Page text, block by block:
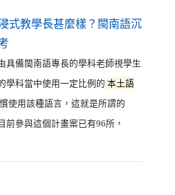
式教學長甚麼樣？閩南語沉
具備閩南語專長的學科老師視學生
學科當中使用一定比例的 本土語
使用該種語言，這就是所謂的
前參與這個計畫案已有96所，